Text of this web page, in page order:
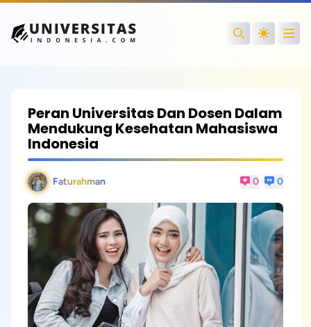
Search
Peran Universitas Dan Dosen Dalam
Mendukung Kesehatan Mahasiswa
Indonesia
Faturahman 0 0